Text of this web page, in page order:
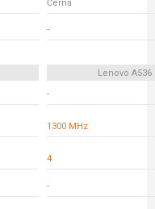
Černá
-
Lenovo A536
-
1300 MHz
4
-